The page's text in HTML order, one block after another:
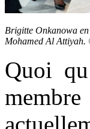
Brigitte Onkanowa
Mohamed Al Attiyah.
Quoi